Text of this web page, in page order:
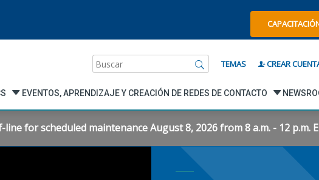
Buscar TEMAS CREAR
EVENTOS, APRENDIZAJE Y CREACIÓN DE REDES DE CONTACTO
for scheduled maintenance August 8, 2026 from 8 a.m. - 12 p.m.